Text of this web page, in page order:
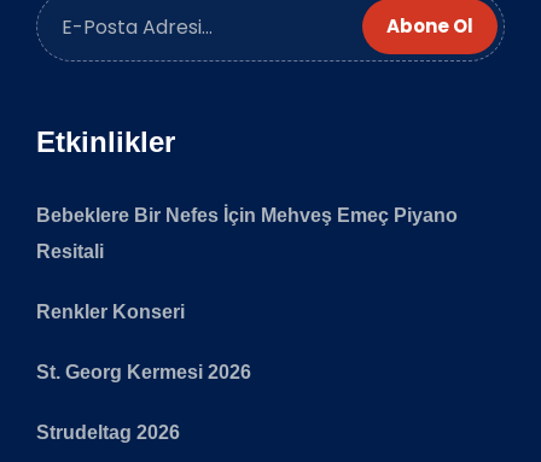
Abone Ol
Etkinlikler
Bebeklere Bir Nefes İçin Mehveş Emeç Piyano
Resitali
Renkler Konseri
St. Georg Kermesi 2026
Strudeltag 2026